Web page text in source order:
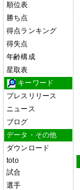
順位表
勝ち点
得点ランキング
得失点
年齢構成
星取表
キーワード
プレスリリース
ニュース
ブログ
データ・その他
ダウンロード
toto
試合
選手